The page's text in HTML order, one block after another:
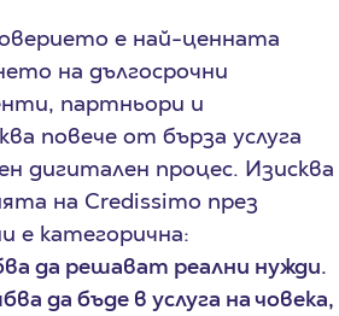
е най-ценната
на дългосрочни
партньори и
повече от бърза услуга
дигитален процес. Изисква
на Credissimo през
е категорична:
да решават реални нужди.
да бъде в услуга на човека,